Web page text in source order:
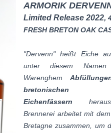
ARMORIK
Limited Release 2022,
FRESH BRETON OAK
"Dervenn" heißt Eiche
unter diesem
Warenghem
bretonischen
Eichenfässern
Brennerei arbeitet mit
Bretagne zusammen, um